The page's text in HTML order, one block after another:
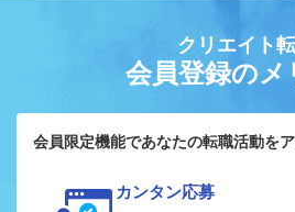
クリエイト
会員登録のメ
会員限定機能であなたの転職活動をア
カンタン応募